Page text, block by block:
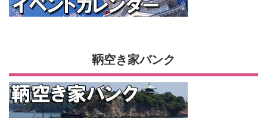
鞆空き家バンク